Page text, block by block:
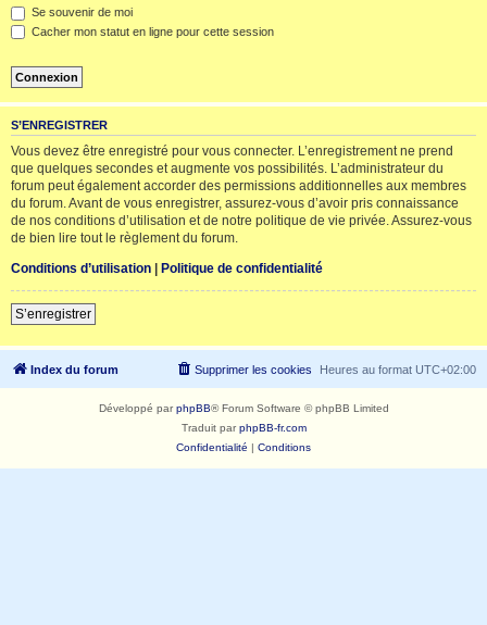
Se souvenir de moi
Cacher mon statut en ligne pour cette session
S’ENREGISTRER
Vous devez être enregistré pour vous connecter. L’enregistrement ne prend
que quelques secondes et augmente vos possibilités. L’administrateur du
forum peut également accorder des permissions additionnelles aux membres
du forum. Avant de vous enregistrer, assurez-vous d’avoir pris connaissance
de nos conditions d’utilisation et de notre politique de vie privée. Assurez-vous
de bien lire tout le règlement du forum.
Conditions d’utilisation | Politique de confidentialité
S’enregistrer
Index du forum Heures au format UTC+02:00
Supprimer les cookies
Développé parphpBB® Forum Software © phpBB Limited
Traduit parphpBB-fr.com
Confidentialité | Conditions